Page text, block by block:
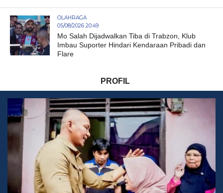
OLAHRAGA
05/08/2026 20:49
Mo Salah Dijadwalkan Tiba di Trabzon, Klub
Imbau Suporter Hindari Kendaraan Pribadi dan
Flare
PROFIL